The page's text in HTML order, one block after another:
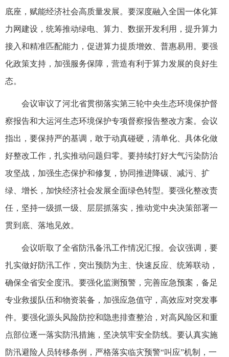
底座，赋能经济社会高质量发展。要深度融入全国一体化算
力网建设，统筹推动绿电、算力、数据开发利用，提升算力
接入和精准匹配能力，促进算力提质增效、普惠易用。要强
化政策支持，加强服务保障，营造有利于算力发展的良好生
态。
会议审议了河北省贯彻落实第三轮中央生态环境保护督
察报告和大运河生态环境保护专项督察报告整改方案。会议
指出，要保持严的基调，敢于动真碰硬，清单化、具体化做
好整改工作，扎实推动问题归零。要持续打好大气污染防治
攻坚战，加强生态保护和修复，协同推进降碳、减污、扩
绿、增长，加快经济社会发展全面绿色转型。要强化整改责
任，坚持一级抓一级、层层抓落实，推动党中央决策部署一
贯到底、落地见效。
会议听取了全省防汛备汛工作情况汇报。会议强调，要
扎实做好防汛工作，突出预防为主、快速反应、统筹联动，
确保全省安全度汛。要强化监测预警，完善应急预案，备足
专业救援队伍和物资装备，加强应急值守，高效应对突发事
件。要强化源头风险防控和隐患排查整治，对高风险区和重
点部位逐一落实防汛措施，坚决筑牢安全防线。要认真实施
防汛避险人员转移条例，严格落实临灾预警“叫应”机制，一